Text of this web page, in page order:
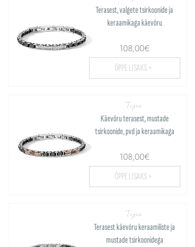
Terasest, valgete tsirkoonide ja
keraamikaga käevõru
108,00€
ÕPPE LISAKS >
Tyres
Käevõru terasest, mustade
tsirkoonide, pvd ja keraamikaga
108,00€
ÕPPE LISAKS >
Tyres
Terasest käevõru keraamiliste ja
mustade tsirkoonidega